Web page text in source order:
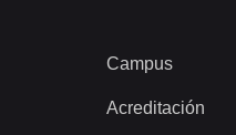
Campus
Acreditación